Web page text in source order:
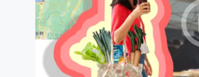
ビジネス・起業
まちづくり・地域活性化